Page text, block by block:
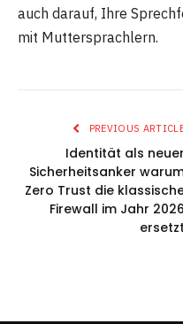
auch darauf, Ihre
mit Muttersprachlern.
PREVIOUS
Identität als neuer
Sicherheitsanker
Zero Trust die
Firewall im Jahr 2026
ersetzt